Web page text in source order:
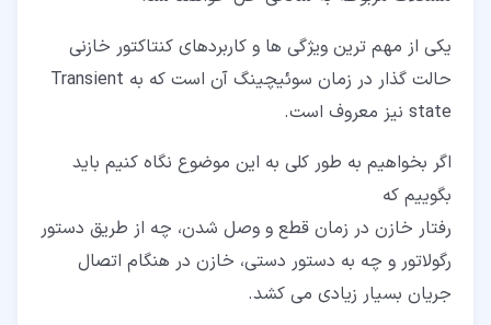
یکی از مهم ترین ویژگی ها و کاربردهای کنتاکتور خازنی
حالت گذار در زمان سوئیچینگ آن است که به Transient
state نیز معروف است.
اگر بخواهیم به طور کلی به این موضوع نگاه کنیم باید
بگوییم که
رفتار خازن در زمان قطع و وصل شدن، چه از طریق دستور
رگولاتور و چه به دستور دستی، خازن در هنگام اتصال
جریان بسیار زیادی می کشد.